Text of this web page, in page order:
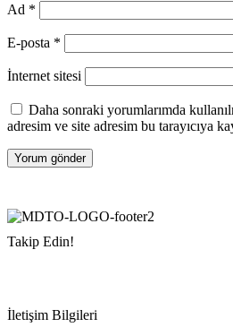
Ad *
E-posta *
İnternet sitesi
Daha sonraki yorumlarımda
adresim ve site adresim bu tarayıcıya
Takip Edin!
İletişim Bilgileri